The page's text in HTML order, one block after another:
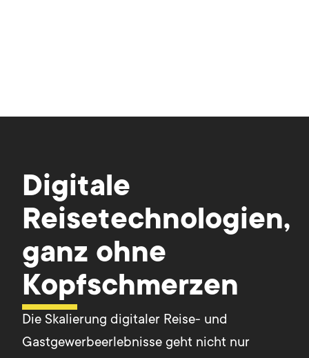
Digitale
Reisetechnologien,
ganz ohne
Kopfschmerzen
Die Skalierung digitaler Reise- und
Gastgewerbeerlebnisse geht nicht nur